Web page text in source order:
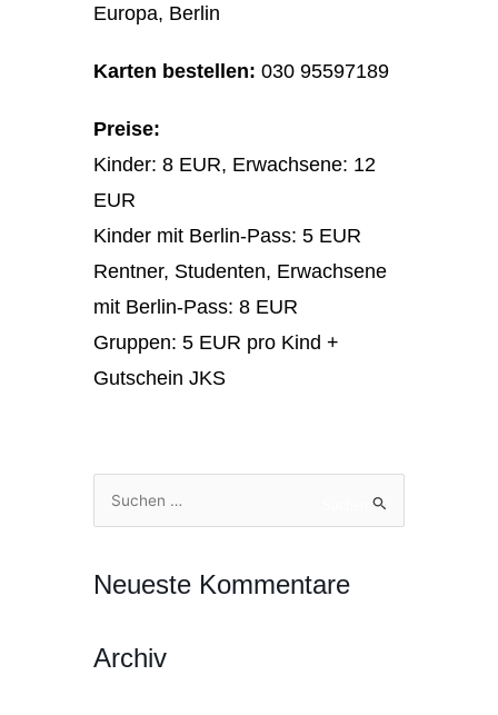
Europa, Berlin
Karten bestellen: 030 95597189
Preise:
Kinder: 8 EUR, Erwachsene: 12
EUR
Kinder mit Berlin-Pass: 5 EUR
Rentner, Studenten, Erwachsene
mit Berlin-Pass: 8 EUR
Gruppen: 5 EUR pro Kind +
Gutschein JKS
Suchen
nach:
Neueste Kommentare
Archiv